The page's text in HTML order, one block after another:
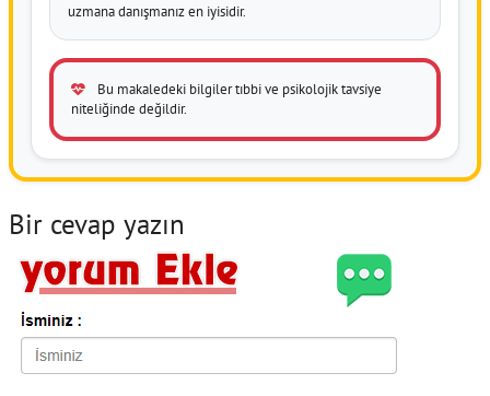
uzmana danışmanız en iyisidir.
Bu makaledeki bilgiler tıbbi ve psikolojik tavsiye
niteliğinde değildir.
Bir cevap yazın